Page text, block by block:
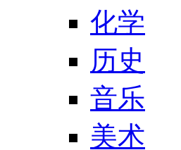
化学
历史
音乐
美术